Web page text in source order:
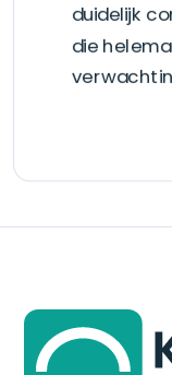
duidelijk
die